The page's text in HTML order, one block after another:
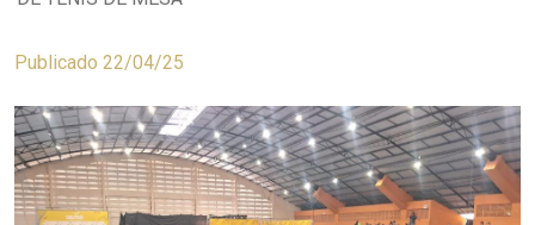
Publicado 22/04/25